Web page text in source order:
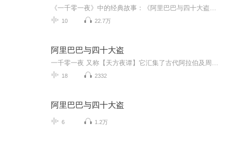
10 22.7万
阿里巴巴与四十大盗
18 2332
阿里巴巴与四十大盗
6 1.2万